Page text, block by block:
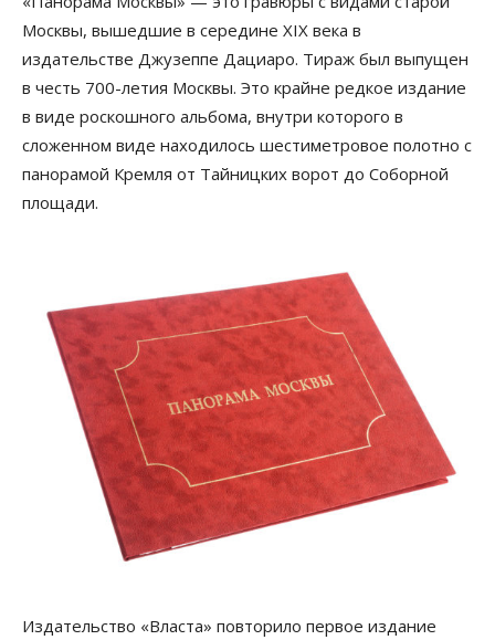
Москвы, вышедшие в середине XIX века в
издательстве Джузеппе Дациаро. Тираж был выпущен
в честь 700-летия Москвы. Это крайне редкое издание
в виде роскошного альбома, внутри которого в
сложенном виде находилось шестиметровое полотно с
панорамой Кремля от Тайницких ворот до Соборной
площади.
Издательство «Власта» повторило первое издание